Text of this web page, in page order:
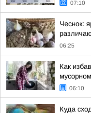
07:10
Чеснок:
06:25
Как
06:10
Куда